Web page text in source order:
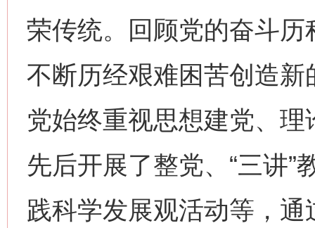
荣传统。回顾党的奋斗
不断历经艰难困苦创造
党始终重视思想建党、
先后开展了整党、“三讲
践科学发展观活动等，